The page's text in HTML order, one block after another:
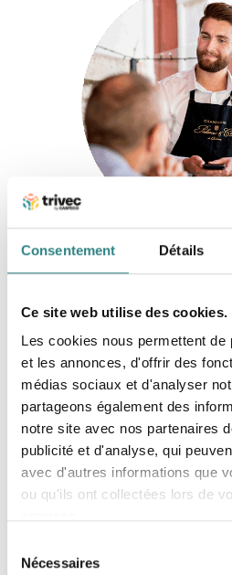
Consentement Détails
Ce site web utilise des cookies.
Les cookies nous permettent de
et les annonces, d'offrir des
médias sociaux et d'analyser
partageons également des
notre site avec nos partenaires
publicité et d'analyse, qui
avec d'autres informations que
ou qu'ils ont collectées lors de
Nécessaires